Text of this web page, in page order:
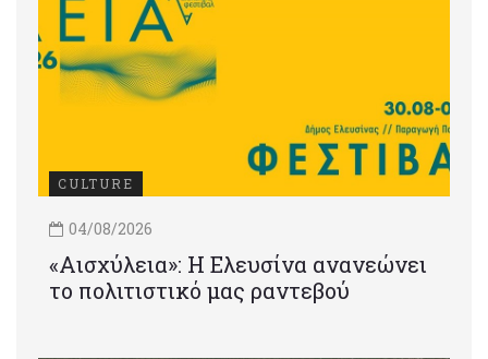
CULTURE
04/08/2026
«Αισχύλεια»: Η Ελευσίνα ανανεώνει
το πολιτιστικό μας ραντεβού